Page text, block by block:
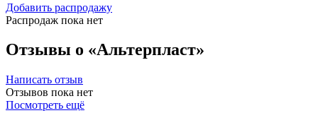
Добавить распродажу
Распродаж пока нет
Отзывы о «Альтерпласт»
Написать отзыв
Отзывов пока нет
Посмотреть ещё